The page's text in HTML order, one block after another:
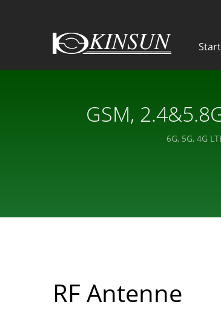
GSM,
6G, 5G, 4G
RF Antenne